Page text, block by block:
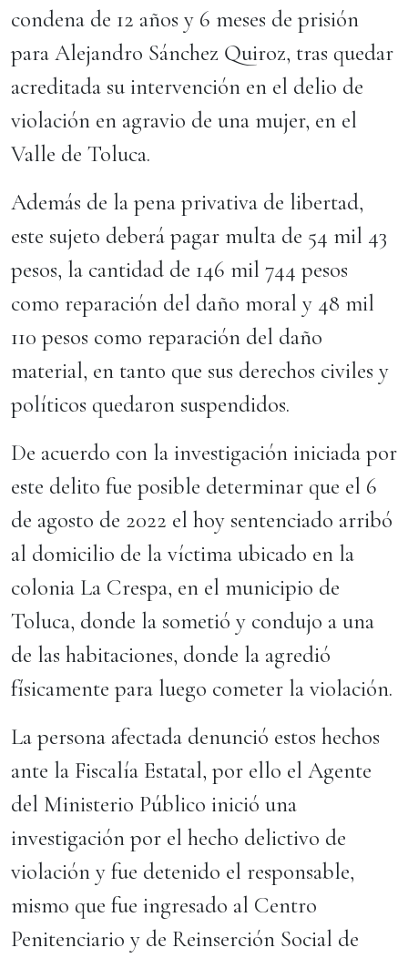
condena de 12 años y 6 meses de prisión
para Alejandro Sánchez Quiroz, tras quedar
acreditada su intervención en el delio de
violación en agravio de una mujer, en el
Valle de Toluca.
Además de la pena privativa de libertad,
este sujeto deberá pagar multa de 54 mil 43
pesos, la cantidad de 146 mil 744 pesos
como reparación del daño moral y 48 mil
110 pesos como reparación del daño
material, en tanto que sus derechos civiles y
políticos quedaron suspendidos.
De acuerdo con la investigación iniciada por
este delito fue posible determinar que el 6
de agosto de 2022 el hoy sentenciado arribó
al domicilio de la víctima ubicado en la
colonia La Crespa, en el municipio de
Toluca, donde la sometió y condujo a una
de las habitaciones, donde la agredió
físicamente para luego cometer la violación.
La persona afectada denunció estos hechos
ante la Fiscalía Estatal, por ello el Agente
del Ministerio Público inició una
investigación por el hecho delictivo de
violación y fue detenido el responsable,
mismo que fue ingresado al Centro
Penitenciario y de Reinserción Social de